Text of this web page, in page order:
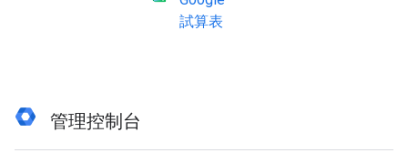
試算表
管理控制台